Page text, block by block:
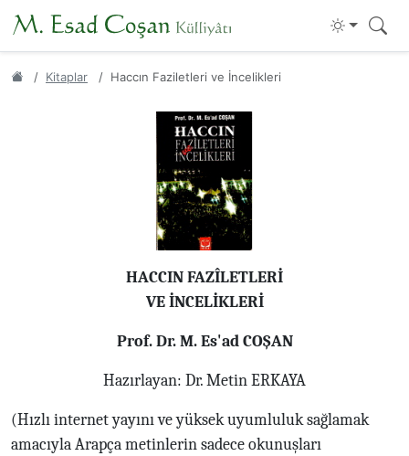
Kitaplar Haccın Faziletleri ve İncelikleri
HACCIN FAZÎLETLERİ
VE İNCELİKLERİ
Prof. Dr. M. Es'ad COŞAN
Hazırlayan: Dr. Metin ERKAYA
(Hızlı internet yayını ve yüksek uyumluluk sağlamak
amacıyla Arapça metinlerin sadece okunuşları